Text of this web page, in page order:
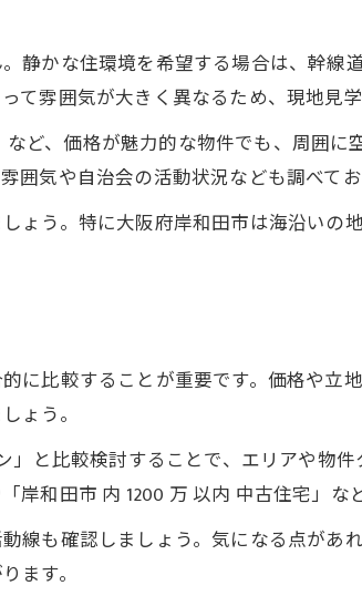
中古戸建で賢くコストを抑える方法
リフォーム前提の中古戸建購入のポイン
低価格中古戸建で実現する理想の生活
しやすさ重視の中古戸建立地比較術
中古戸建の暮らしやすさを立地で比較
暮らしやすい中古戸建の立地条件とは
静かな住環境を希望する場合は、幹
雰囲気が大きく異なるため、現地見学
ど、価格が魅力的な物件でも、周囲
気や自治会の活動状況なども調べてお
ょう。特に大阪府岸和田市は海沿い
に比較することが重要です。価格や立
ょう。
」と比較検討することで、エリアや物
和田市 内 1200 万 以内 中古住宅」な
線も確認しましょう。気になる点があ
ます。